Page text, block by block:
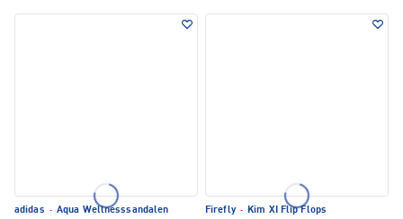
adidas · Aqua Wellnesssandalen
Firefly · Kim XI Flip Flops